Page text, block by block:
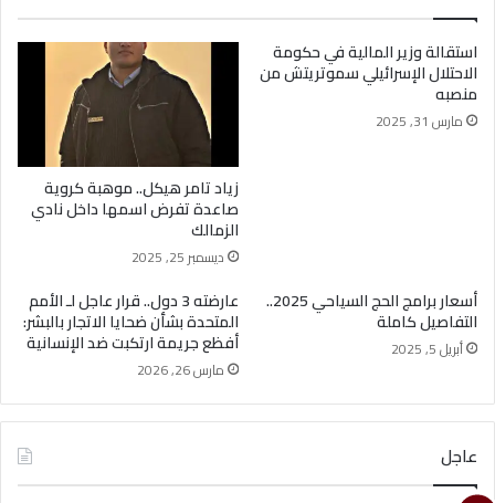
استقالة وزير المالية في حكومة
الاحتلال الإسرائيلي سموتريتش من
منصبه
مارس 31, 2025
زياد تامر هيكل.. موهبة كروية
صاعدة تفرض اسمها داخل نادي
الزمالك
ديسمبر 25, 2025
أسعار برامج الحج السياحي 2025..
التفاصيل كاملة
أبريل 5, 2025
عارضته 3 دول.. قرار عاجل لـ الأمم
المتحدة بشأن ضحايا الاتجار بالبشر:
أفظع جريمة ارتكبت ضد الإنسانية
مارس 26, 2026
عاجل